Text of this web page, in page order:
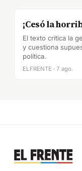
¡Cesó la
El texto critica la
y cuestiona
política.
ELFRENTE · 7 ago.